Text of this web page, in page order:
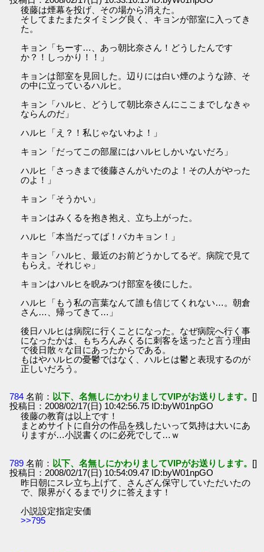
後藤は煙幕を投げ、その場から消えた。
そしてまたまたタイミング良く、キョンが部室に入ってき
た。
キョン「ちーす…、あっ朝比奈さん！どうしたんです
か？！しっかり！！」
キョンは部室を見回した。辺りには白い煙のような跡、そ
の中に立っているハルヒ。
キョン「ハルヒ、どうして朝比奈さんにここまでしなきゃ
ならんのだ」
ハルヒ「え？！私じゃないわよ！」
キョン「だってこの部屋にはハルヒしかいないだろ」
ハルヒ「さっきまで後藤さんがいたのよ！その人がやった
のよ！」
キョン「そうかい」
キョンはみくるを抱き抱え、立ち上がった。
ハルヒ「本当だってば！バカキョン！」
キョン「ハルヒ、最近のお前どうかしてるぞ。病院で見て
もらえ。それじゃ」
キョンはハルヒを睨みつけ部室を後にした。
ハルヒ「もう私の言葉なんて誰も信じてくれない…。朝倉
さん…、帰ってきて…」
後日ハルヒは病院に行くことになった。なぜ病院へ行く事
になったかは、もちろんみくるに刺客を送ったと言う理由
で後日散々な目にあったからである。
もはやハルヒの憂鬱ではなく、ハルヒは鬱と表現するのが
正しいだろう。
784 名前： 以下、名無しにかわりましてVIPがお送りします。 []
投稿日：2008/02/17(日) 10:42:56.75 ID:byW01npGO
後藤の教育は以上です！
まとめサイトに自分の作品を残したいって気持は大いにあ
りますが…小説書くのに必死でして…ｗ
789 名前： 以下、名無しにかわりましてVIPがお送りします。 []
投稿日：2008/02/17(日) 10:54:09.47 ID:byW01npGO
昨日朝にスレ立ち上げて、さんざん保守していただいたの
で、限界がくるまでリクに答えます！
小説設定指定安価
>>795